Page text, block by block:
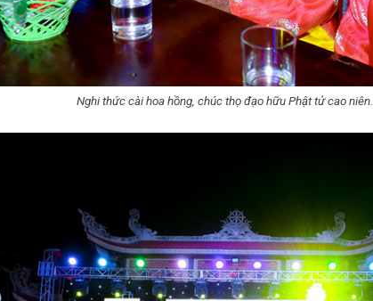
Nghi thức cài hoa hồng, chúc thọ đạo hữu Phật tử cao niên.